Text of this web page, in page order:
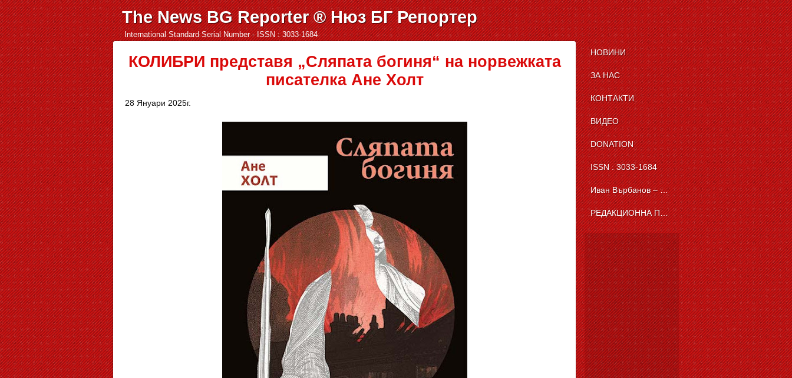
International Standard Serial Number - ISSN : 3033-1684
The News BG Reporter ® Нюз БГ Репортер
КОЛИБРИ представя „Сляпата богиня“ на норвежката
писателка Ане Холт
28 Януари 2025г.
НОВИНИ
ЗА НАС
КОНТАКТИ
ВИДЕО
DONATION
ISSN : 3033-1684
Иван Върбанов – журналист | The News BG Reporter
РЕДАКЦИОННА ПОЛИТИКА НА THE NEWS BG REPORTER